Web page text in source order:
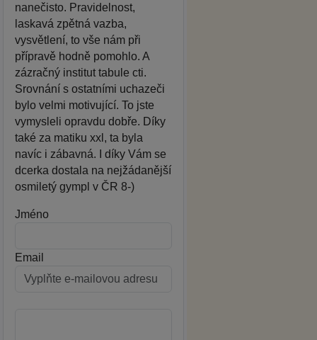
nanečisto. Pravidelnost,
laskavá zpětná vazba,
vysvětlení, to vše nám při
přípravě hodně pomohlo. A
zázračný institut tabule cti.
Srovnání s ostatními uchazeči
bylo velmi motivující. To jste
vymysleli opravdu dobře. Díky
také za matiku xxl, ta byla
navíc i zábavná. I díky Vám se
dcerka dostala na nejžádanější
osmiletý gympl v ČR 8-)
Jméno
Email